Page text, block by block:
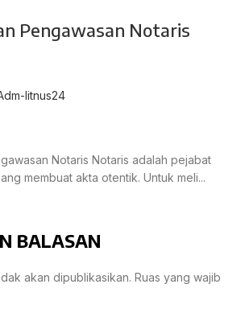
Pengawasan Notaris
litnus24
Notaris Notaris adalah pejabat
membuat akta otentik. Untuk meli...
BALASAN
akan dipublikasikan. Ruas yang wajib